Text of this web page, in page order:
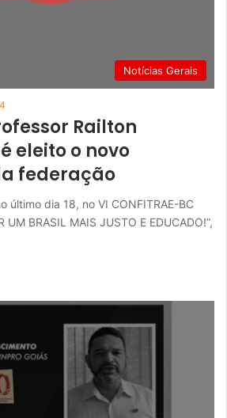
Notícias Gerais
Railton
eleito o novo
federação
último dia 18, no VI CONFITRAE-BC
UM BRASIL MAIS JUSTO E EDUCADO!”,